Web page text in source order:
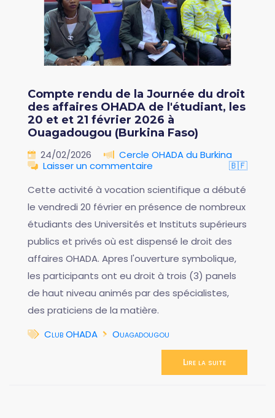
Compte rendu de la Journée du droit
des affaires OHADA de l'étudiant, les
20 et et 21 février 2026 à
Ouagadougou (Burkina Faso)
24/02/2026
Cercle OHADA du Burkina
Laisser un commentaire
🇧🇫
Cette activité à vocation scientifique a débuté
le vendredi 20 février en présence de nombreux
étudiants des Universités et Instituts supérieurs
publics et privés où est dispensé le droit des
affaires OHADA. Apres l'ouverture symbolique,
les participants ont eu droit à trois (3) panels
de haut niveau animés par des spécialistes,
des praticiens de la matière.
Club OHADA
Ouagadougou
Lire la suite